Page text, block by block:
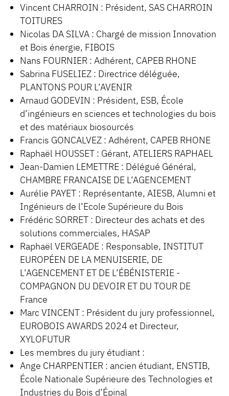
Vincent CHARROIN : Président, SAS CHARROIN
TOITURES
Nicolas DA SILVA : Chargé de mission Innovation
et Bois énergie, FIBOIS
Nans FOURNIER : Adhérent, CAPEB RHONE
Sabrina FUSELIEZ : Directrice déléguée,
PLANTONS POUR L’AVENIR
Arnaud GODEVIN : Président, ESB, École
d’ingénieurs en sciences et technologies du bois
et des matériaux biosourcés
Francis GONCALVEZ : Adhérent, CAPEB RHONE
Raphaël HOUSSET : Gérant, ATELIERS RAPHAEL
Jean-Damien LEMETTRE : Délégué Général,
CHAMBRE FRANCAISE DE L’AGENCEMENT
Aurélie PAYET : Représentante, AIESB, Alumni et
Ingénieurs de l’Ecole Supérieure du Bois
Frédéric SORRET : Directeur des achats et des
solutions commerciales, HASAP
Raphaël VERGEADE : Responsable, INSTITUT
EUROPÉEN DE LA MENUISERIE, DE
L’AGENCEMENT ET DE L’ÉBÉNISTERIE -
COMPAGNON DU DEVOIR ET DU TOUR DE
France
Marc VINCENT : Président du jury professionnel,
EUROBOIS AWARDS 2024 et Directeur,
XYLOFUTUR
Les membres du jury étudiant :
Ange CHARPENTIER : ancien étudiant, ENSTIB,
École Nationale Supérieure des Technologies et
Industries du Bois d’Épinal